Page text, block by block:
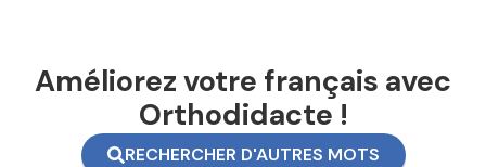
Améliorez votre français avec
Orthodidacte !
RECHERCHER D'AUTRES MOTS